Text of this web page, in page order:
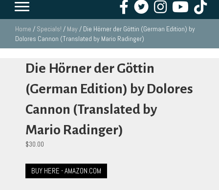
Home / Specials! / May/ Die Hörner der Göttin (German Edition) by
Dolores Cannon (Translated by Mario Radinger)
Die Hörner der Göttin
(German Edition) by Dolores
Cannon (Translated by
Mario Radinger)
$30.00
BUY HERE - AMAZON.COM